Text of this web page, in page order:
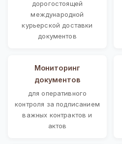
дорогостоящей
международной
курьерской доставки
документов
Мониторинг
документов
для оперативного
контроля за подписанием
важных контрактов и
актов